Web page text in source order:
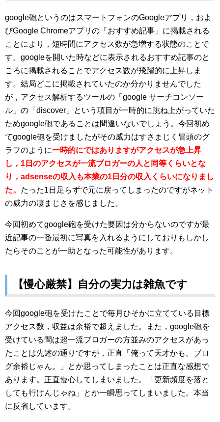
google砲というのはスマートフォンのGoogleアプリ，およ
びGoogle Chromeアプリの「おすすめ記事」に掲載される
ことにより，短時間にアクセス数が急増する状態のことで
す。googleを開いた時などに表示されるおすすめ記事のと
ころに掲載されることでアクセス数が飛躍的に上昇しま
す。結局どこに掲載されていたのか分かりませんでした
が，アクセス解析するツールの「google サーチコンソー
ル」の「discover」という項目が一時的に跳ね上がっていた
ためgoogle砲であることは間違いないでしょう。今回初め
てgoogle砲を受けましたがその威力はすさまじく冒頭のグ
ラフのように一時的にではありますがアクセスが急上昇
し，1日のアクセスが一流ブロガーの人と同等くらいとな
り，adsenseの収入も本業の1日分の収入くらいになりまし
た。 たった1日足らずで元に戻ってしまったのですがネット
の威力の凄まじさを感じました。
今回初めてgoogle砲を受けた要因は分からないのですが最
近記事の一番最初に写真を入れるようにしておりもしかし
たらそのことが一助となった可能性があります。
【慢心厳禁】自分の実力は雑魚です
今回google砲を受けたことで毎月ひそかに立てている目標
アクセス数，収益は余裕で超えました。また，google砲を
受けている間は超一流ブロガーの方並みのアクセスがあっ
たことは先述の通りですが，正直「俺って天才かも。ブロ
グ余裕じゃん。」とか思ってしまったことは正直な感想で
あります。正直慢心してしまいました。「更新頻度を落と
しても行けんじゃね」とか一瞬思ってしまいました。本当
に反省しています。